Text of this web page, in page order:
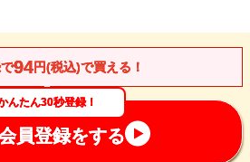
94円(税込)で買える！
んたん30秒登録！
員登録をする